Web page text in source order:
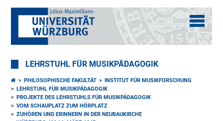
LEHRSTUHL FÜR MUSIKPÄDAGOGIK
PHILOSOPHISCHE FAKULTÄT
INSTITUT FÜR MUSIKFORSCHUNG
LEHRSTUHL FÜR MUSIKPÄDAGOGIK
PROJEKTE DES LEHRSTUHLS FÜR MUSIKPÄDAGOGIK
VOM SCHAUPLATZ ZUM HÖRPLATZ
ZUHÖREN UND ERINNERN IN DER NEUBAUKIRCHE